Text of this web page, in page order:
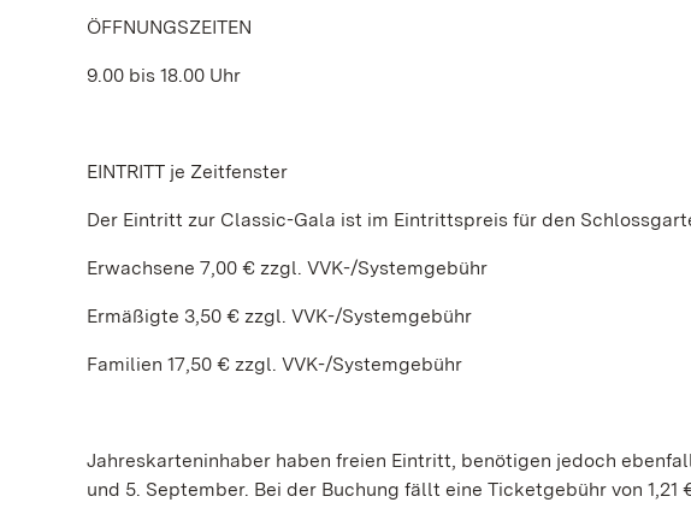
ÖFFNUNGSZEITEN
9.00 bis 18.00 Uhr
EINTRITT je Zeitfenster
Der Eintritt zur Classic-Gala ist im Eintrittspreis für den
Erwachsene 7,00 € zzgl. VVK-/Systemgebühr
Ermäßigte 3,50 € zzgl. VVK-/Systemgebühr
Familien 17,50 € zzgl. VVK-/Systemgebühr
Jahreskarteninhaber haben freien Eintritt, benötigen jedoch
und 5. September. Bei der Buchung fällt eine Ticketgebühr von 1,21